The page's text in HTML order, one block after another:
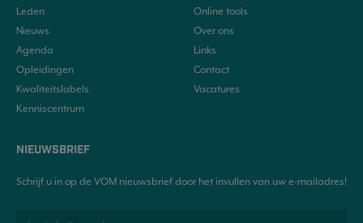
Leden
Nieuws
Agenda
Opleidingen
Kwaliteitslabels
Kenniscentrum
Online tools
Over ons
Links
Contact
Vacatures
NIEUWSBRIEF
Schrijf u in op de VOM nieuwsbrief door het invullen van uw e-mailadres!